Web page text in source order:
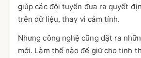
giúp các đội tuyển đưa ra quyết
trên dữ liệu, thay vì cảm tính.
Nhưng công nghệ cũng đặt ra
mới. Làm thế nào để giữ cho tinh